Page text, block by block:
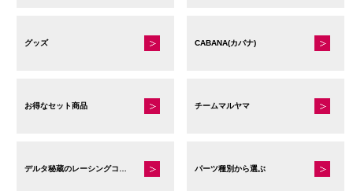
グッズ CABANA(カバナ)
お得なセット商品 チームマルヤマ
パーツ種別から選ぶ